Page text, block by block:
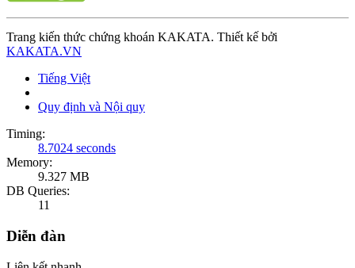
Trang kiến thức chứng khoán KAKATA. Thiết kế bởi
KAKATA.VN
Tiếng Việt
Quy định và Nội quy
Timing:
8.7024 seconds
Memory:
9.327 MB
DB Queries:
11
Diễn đàn